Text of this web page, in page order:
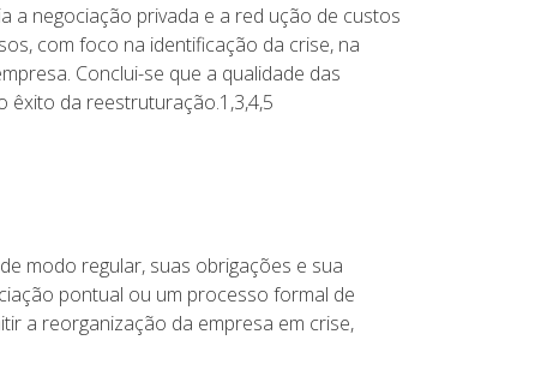
a negociação privada e a red ução de custos
com foco na identificação da crise, na
Conclui-se que a qualidade das
êxito da reestruturação.1,3,4,5
modo regular, suas obrigações e sua
pontual ou um processo formal de
a reorganização da empresa em crise,